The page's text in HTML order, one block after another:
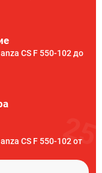
CS F 550-102 до
CS F 550-102 от